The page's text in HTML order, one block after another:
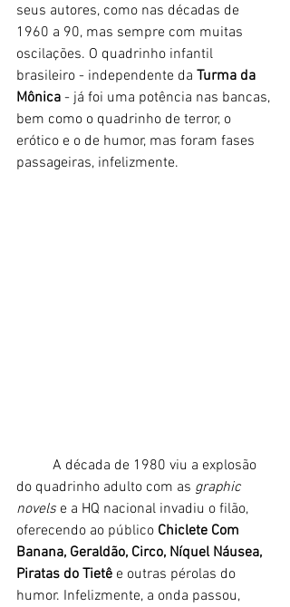
seus autores, como nas décadas de
1960 a 90, mas sempre com muitas
oscilações. O quadrinho infantil
brasileiro - independente da Turma da
Mônica - já foi uma potência nas bancas,
bem como o quadrinho de terror, o
erótico e o de humor, mas foram fases
passageiras, infelizmente.
do quadrinho adulto com as graphic
novels e a HQ nacional invadiu o filão,
oferecendo ao público Chiclete Com
Banana, Geraldão, Circo, Níquel Náusea,
Piratas do Tietê e outras pérolas do
humor. Infelizmente, a onda passou,